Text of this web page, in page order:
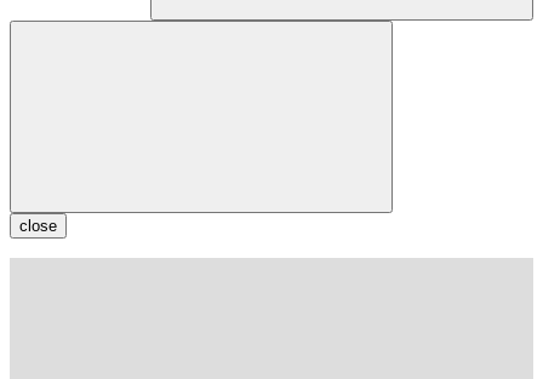
close